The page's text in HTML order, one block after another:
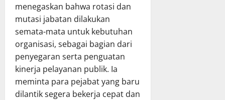
menegaskan bahwa rotasi dan
mutasi jabatan dilakukan
semata-mata untuk kebutuhan
organisasi, sebagai bagian dari
penyegaran serta penguatan
kinerja pelayanan publik. Ia
meminta para pejabat yang baru
dilantik segera bekerja cepat dan